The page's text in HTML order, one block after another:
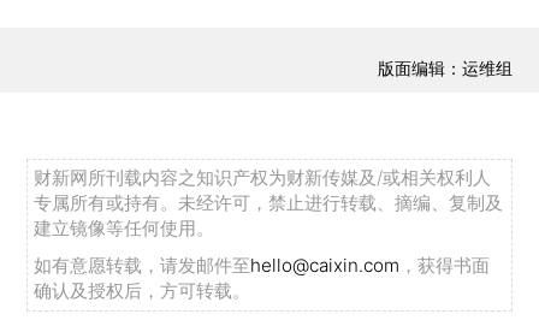
版面编辑：运维组
财新网所刊载内容之知识产权为财新传媒及/或相关权利人
专属所有或持有。未经许可，禁止进行转载、摘编、复制及
建立镜像等任何使用。
如有意愿转载，请发邮件至hello@caixin.com ，获得书面
确认及授权后，方可转载。